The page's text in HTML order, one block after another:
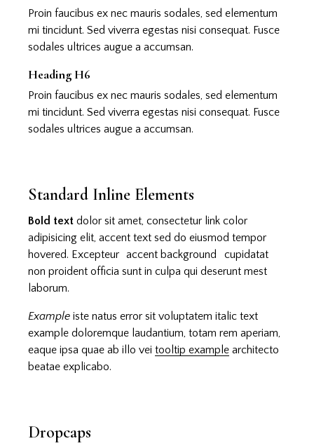
Proin faucibus ex nec mauris sodales, sed elementum
mi tincidunt. Sed viverra egestas nisi consequat. Fusce
sodales ultrices augue a accumsan.
Heading H6
Proin faucibus ex nec mauris sodales, sed elementum
mi tincidunt. Sed viverra egestas nisi consequat. Fusce
sodales ultrices augue a accumsan.
Standard Inline Elements
Bold text dolor sit amet, consectetur link color
adipisicing elit, accent text sed do eiusmod tempor
hovered. Excepteur accent background
cupidatat
non proident officia sunt in culpa qui deserunt mest
laborum.
Example iste natus error sit voluptatem italic text
example doloremque laudantium, totam rem aperiam,
eaque ipsa quae ab illo vei tooltip example architecto
beatae explicabo.
Dropcaps